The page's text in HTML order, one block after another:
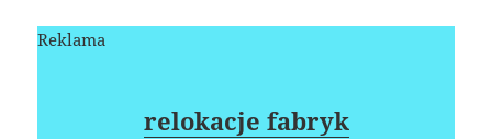
Reklama
relokacje fabryk